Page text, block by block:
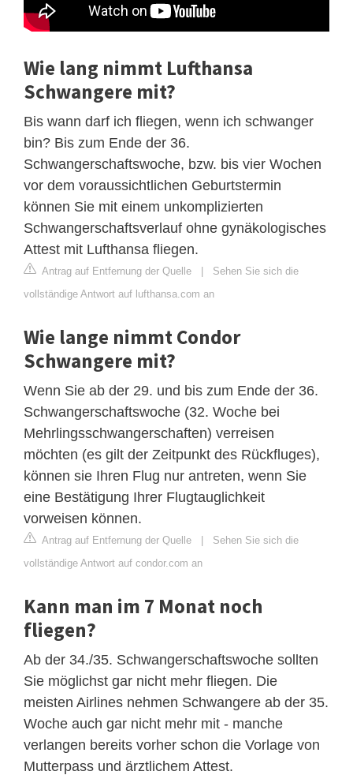
Wie lang nimmt Lufthansa
Schwangere mit?
Bis wann darf ich fliegen, wenn ich schwanger
bin? Bis zum Ende der 36.
Schwangerschaftswoche, bzw. bis vier Wochen
vor dem voraussichtlichen Geburtstermin
können Sie mit einem unkomplizierten
Schwangerschaftsverlauf ohne gynäkologisches
Attest mit Lufthansa fliegen.
Antrag auf Entfernung der Quelle | Sehen Sie sich die
vollständige Antwort auf lufthansa.com an
Wie lange nimmt Condor
Schwangere mit?
Wenn Sie ab der 29. und bis zum Ende der 36.
Schwangerschaftswoche (32. Woche bei
Mehrlingsschwangerschaften) verreisen
möchten (es gilt der Zeitpunkt des Rückfluges),
können sie Ihren Flug nur antreten, wenn Sie
eine Bestätigung Ihrer Flugtauglichkeit
vorweisen können.
Antrag auf Entfernung der Quelle | Sehen Sie sich die
vollständige Antwort auf condor.com an
Kann man im 7 Monat noch
fliegen?
Ab der 34./35. Schwangerschaftswoche sollten
Sie möglichst gar nicht mehr fliegen. Die
meisten Airlines nehmen Schwangere ab der 35.
Woche auch gar nicht mehr mit - manche
verlangen bereits vorher schon die Vorlage von
Mutterpass und ärztlichem Attest.